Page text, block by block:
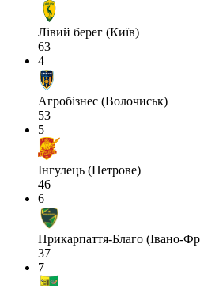
Лівий берег (Київ)
63
4
Агробізнес (Волочиськ)
53
5
Інгулець (Петрове)
46
6
Прикарпаття-Благо (Івано-
37
7